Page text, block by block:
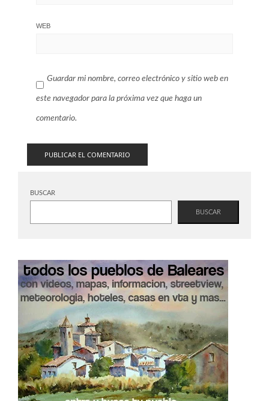
WEB
Guardar mi nombre, correo electrónico y sitio web en
este navegador para la próxima vez que haga un
comentario.
BUSCAR
BUSCAR